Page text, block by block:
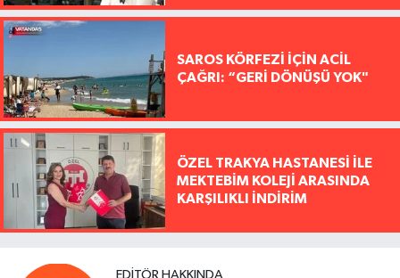
SAROS KÖRFEZİ İÇİN ACİL
ÇAĞRI: “GERİ DÖNÜŞÜ YOK"
ÖZEL TRAKYA HASTANESİ İLE
MEKTEBİM KOLEJİ ARASINDA
KARŞILIKLI İNDİRİM
EDITÖR HAKKINDA